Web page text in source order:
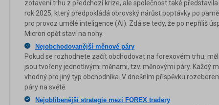
zotavení trhu z předchozí krize, ale společnost také
rok 2025, který předpokládá obrovský nárůst poptávky po
pro provoz umělé inteligence (AI). Zdá se tedy, že po nepříliš
Micron opět staví na nohy.
Nejobchodovanější měnové páry
Pokud se rozhodnete začít obchodovat na forexovém trhu,
jsou tvořeny jednotlivými měnami, tzv. měnovými páry. Každý
vhodný pro jiný typ obchodníka. V dnešním příspěvku
páry na světě.
Nejoblíbenější strategie mezi FOREX tradery